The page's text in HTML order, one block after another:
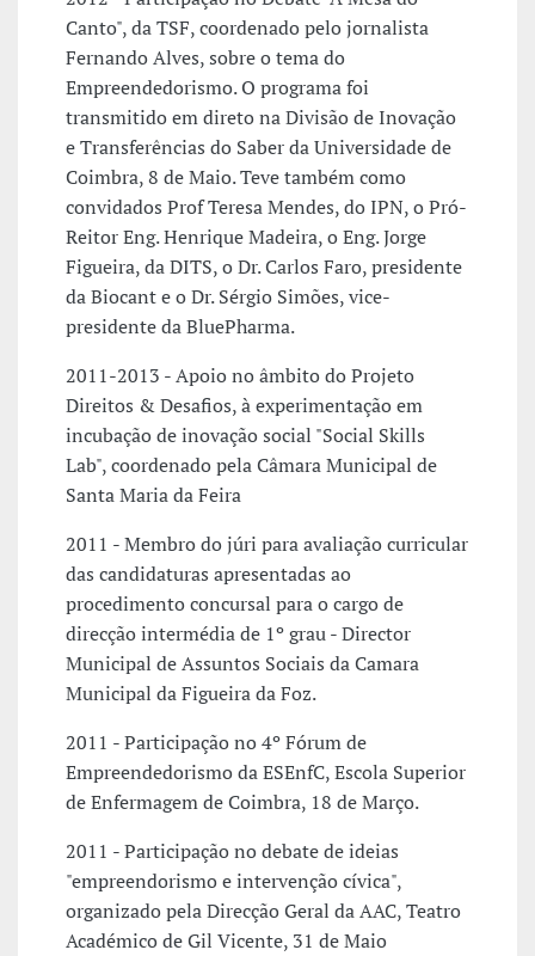
Canto", da TSF, coordenado pelo jornalista
Fernando Alves, sobre o tema do
Empreendedorismo. O programa foi
transmitido em direto na Divisão de Inovação
e Transferências do Saber da Universidade de
Coimbra, 8 de Maio. Teve também como
convidados Prof Teresa Mendes, do IPN, o Pró-
Reitor Eng. Henrique Madeira, o Eng. Jorge
Figueira, da DITS, o Dr. Carlos Faro, presidente
da Biocant e o Dr. Sérgio Simões, vice-
presidente da BluePharma.
2011-2013 - Apoio no âmbito do Projeto
Direitos & Desafios, à experimentação em
incubação de inovação social "Social Skills
Lab", coordenado pela Câmara Municipal de
Santa Maria da Feira
2011 - Membro do júri para avaliação curricular
das candidaturas apresentadas ao
procedimento concursal para o cargo de
direcção intermédia de 1º grau - Director
Municipal de Assuntos Sociais da Camara
Municipal da Figueira da Foz.
2011 - Participação no 4º Fórum de
Empreendedorismo da ESEnfC, Escola Superior
de Enfermagem de Coimbra, 18 de Março.
2011 - Participação no debate de ideias
"empreendorismo e intervenção cívica",
organizado pela Direcção Geral da AAC, Teatro
Académico de Gil Vicente, 31 de Maio